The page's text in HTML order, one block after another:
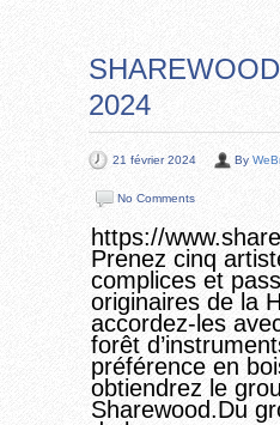
2024
21 février 2024 By
No Comments
https://
Prenez cinq
complices et
originaires de la
accordez-les
forêt
préférence en
obtiendrez le
Sharewood.Du